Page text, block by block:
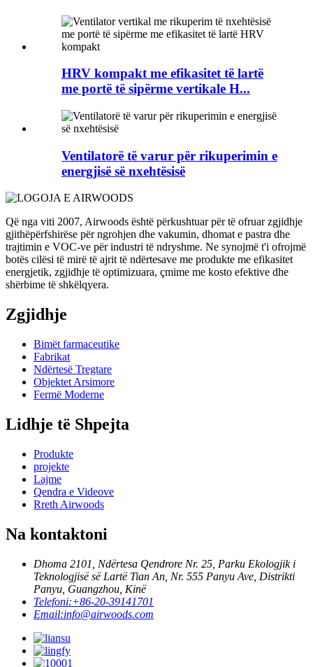
HRV kompakt me efikasitet të lartë
me portë të sipërme vertikale H...
Ventilatorë të varur për rikuperimin e
energjisë së nxehtësisë
Që nga viti 2007, Airwoods është përkushtuar për të ofruar zgjidhje
gjithëpërfshirëse për ngrohjen dhe vakumin, dhomat e pastra dhe
trajtimin e VOC-ve për industri të ndryshme. Ne synojmë t'i ofrojmë
botës cilësi të mirë të ajrit të ndërtesave me produkte me efikasitet
energjetik, zgjidhje të optimizuara, çmime me kosto efektive dhe
shërbime të shkëlqyera.
Zgjidhje
Bimët farmaceutike
Fabrikat
Ndërtesë Tregtare
Objektet Arsimore
Fermë Moderne
Lidhje të Shpejta
Produkte
projekte
Lajme
Qendra e Videove
Rreth Airwoods
Na kontaktoni
Dhoma 2101, Ndërtesa Qendrore Nr. 25, Parku Ekologjik i
Teknologjisë së Lartë Tian An, Nr. 555 Panyu Ave, Distrikti
Panyu, Guangzhou, Kinë
Telefoni:+86-20-39141701
Email:info@airwoods.com